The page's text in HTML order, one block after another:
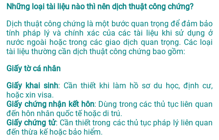
Những loại tài liệu nào thì nên dịch thuật công chứng?
Dịch thuật công chứng là một bước quan trọng để đảm bảo
tính pháp lý và chính xác của các tài liệu khi sử dụng ở
nước ngoài hoặc trong các giao dịch quan trọng. Các loại
tài liệu thường cần dịch thuật công chứng bao gồm:
Giấy tờ cá nhân
Giấy khai sinh: Cần thiết khi làm hồ sơ du học, định cư,
hoặc xin visa.
Giấy chứng nhận kết hôn: Dùng trong các thủ tục liên quan
đến hôn nhân quốc tế hoặc di trú.
Giấy chứng tử: Cần thiết trong các thủ tục pháp lý liên quan
đến thừa kế hoặc bảo hiểm.